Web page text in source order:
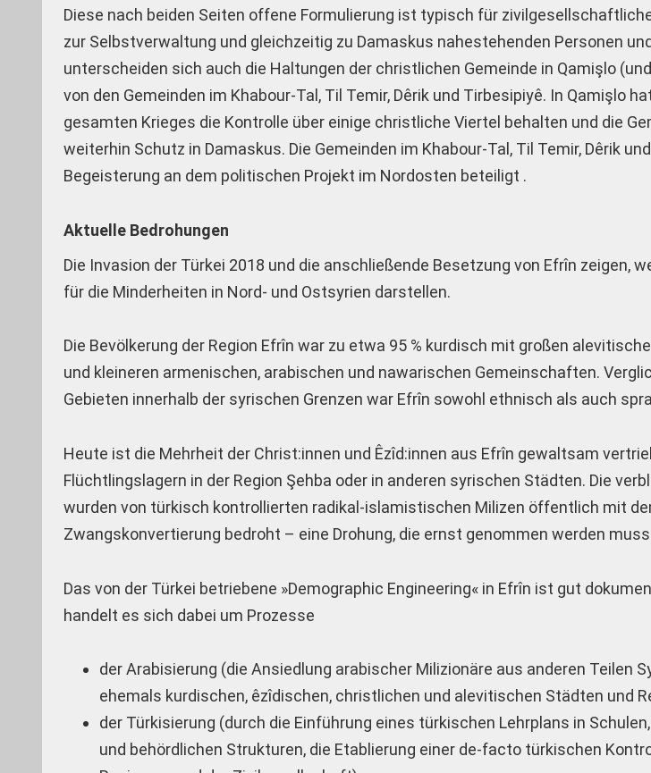
Diese nach beiden Seiten offene Formulierung ist typisch für
zur Selbstverwaltung und gleichzeitig zu Damaskus nahestehenden Personen
unterscheiden sich auch die Haltungen der christlichen Gemeinde in Qamişlo
von den Gemeinden im Khabour-Tal, Til Temir, Dêrik und Tirbesipiyê. In Qamişlo
gesamten Krieges die Kontrolle über einige christliche Viertel behalten und die
weiterhin Schutz in Damaskus. Die Gemeinden im Khabour-Tal, Til Temir, Dêrik
Begeisterung an dem politischen Projekt im Nordosten beteiligt .
Aktuelle Bedrohungen
Die Invasion der Türkei 2018 und die anschließende Besetzung von Efrîn zeigen,
für die Minderheiten in Nord- und Ostsyrien darstellen.
Die Bevölkerung der Region Efrîn war zu etwa 95 % kurdisch mit großen
und kleineren armenischen, arabischen und nawarischen Gemeinschaften.
Gebieten innerhalb der syrischen Grenzen war Efrîn sowohl ethnisch als auch
Heute ist die Mehrheit der Christ:innen und Êzîd:innen aus Efrîn gewaltsam
Flüchtlingslagern in der Region Şehba oder in anderen syrischen Städten. Die
wurden von türkisch kontrollierten radikal-islamistischen Milizen öffentlich mit
Zwangskonvertierung bedroht – eine Drohung, die ernst genommen werden
Das von der Türkei betriebene »Demographic Engineering« in Efrîn ist gut
handelt es sich dabei um Prozesse
der Arabisierung (die Ansiedlung arabischer Milizionäre aus anderen Teilen
ehemals kurdischen, êzîdischen, christlichen und alevitischen Städten und
der Türkisierung (durch die Einführung eines türkischen Lehrplans in
und behördlichen Strukturen, die Etablierung einer de-facto türkischen